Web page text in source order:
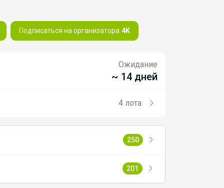
Подписаться на организатора 4K
Ожидание
~ 14 дней
4 лота
250
201